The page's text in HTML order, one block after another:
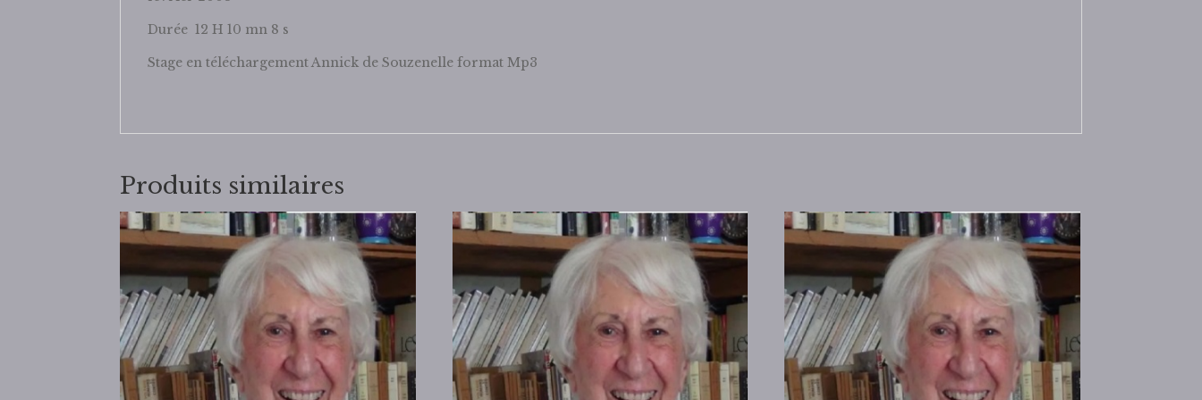
Durée 12 H 10 mn 8 s
Stage en téléchargement Annick de Souzenelle format Mp3
Produits similaires